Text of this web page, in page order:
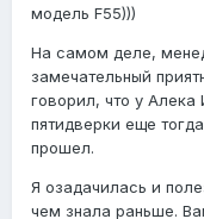
модель F55)))
На самом деле,
замечательный
говорил, что у
пятидверки еще
прошел.
Я озадачилась и
чем знала раньше.